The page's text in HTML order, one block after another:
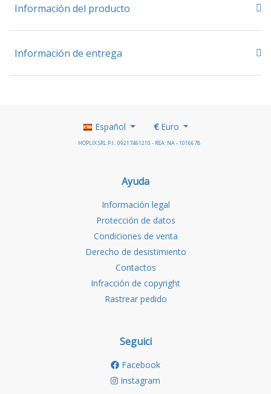
Información del producto
Información de entrega
Español €Euro
HOPLIX SRL P.I.: 09217461210 - REA: NA - 1016678
Ayuda
Información legal
Protección de datos
Condiciones de venta
Derecho de desistimiento
Contactos
Infracción de copyright
Rastrear pedido
Seguici
Facebook
Instagram